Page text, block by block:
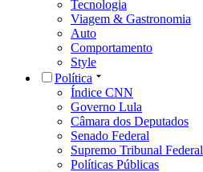
Tecnologia
Viagem & Gastronomia
Auto
Comportamento
Style
Política
Índice CNN
Governo Lula
Câmara dos Deputados
Senado Federal
Supremo Tribunal Federal
Políticas Públicas